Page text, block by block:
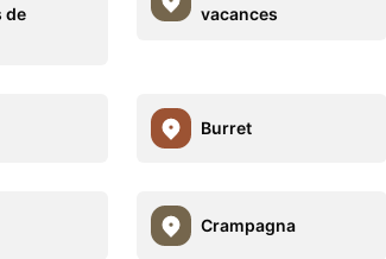
de
vacances
Burret
Crampagna